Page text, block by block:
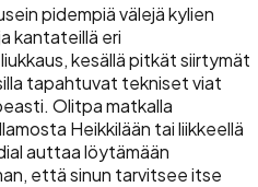
pidempiä välejä kylien
kantateillä eri
kesällä pitkät siirtymät
tapahtuvat tekniset viat
Olitpa matkalla
Heikkilään tai liikkeellä
auttaa löytämään
että sinun tarvitsee itse